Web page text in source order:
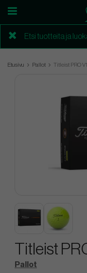
Etusivu Pallot Titleist PRO
Titleist
Pallot